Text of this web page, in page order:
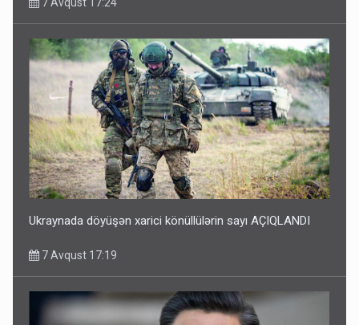
Ukraynada döyüşən xarici könüllülərin sayı AÇIQLANDI
7 Avqust 17:19